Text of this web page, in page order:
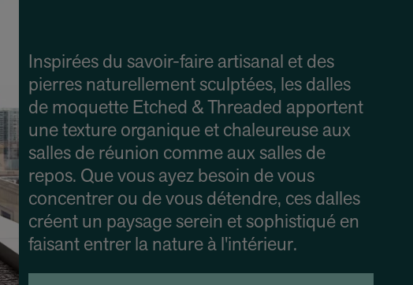
Inspirées du savoir-faire artisanal et des
pierres naturellement sculptées, les dalles
de moquette Etched & Threaded apportent
une texture organique et chaleureuse aux
salles de réunion comme aux salles de
repos. Que vous ayez besoin de vous
concentrer ou de vous détendre, ces dalles
créent un paysage serein et sophistiqué en
faisant entrer la nature à l'intérieur.